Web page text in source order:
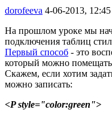
dorofeeva 4-06-2013, 12:45
На прошлом уроке мы
подключения таблиц
Первый способ - это
который можно
Скажем, если хотим
можно записать:
<P style="color:green">